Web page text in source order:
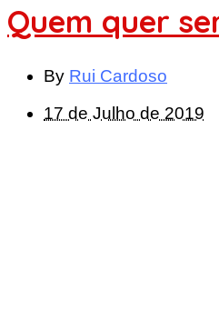
Quem quer
By Rui Cardoso
17 de Julho de 2019